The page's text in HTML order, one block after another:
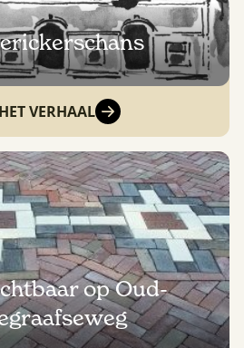
VERHAAL
op Oud-